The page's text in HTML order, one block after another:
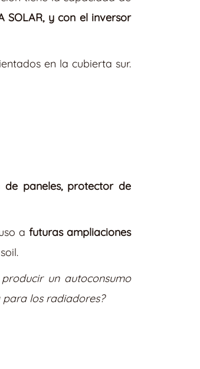
SOLAR, y con el inversor
en la cubierta sur.
paneles, protector de
a futuras ampliaciones
un autoconsumo
para los radiadores?